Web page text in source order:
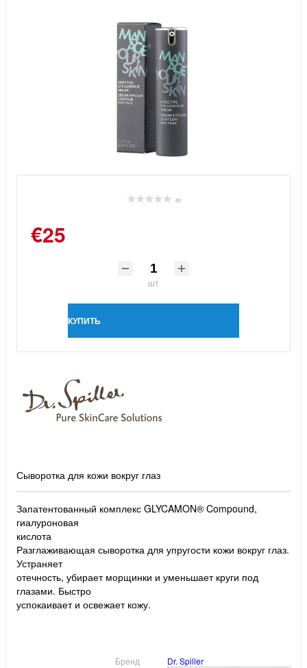
(0)
€25
шт
КУПИТЬ
Сыворотка для кожи вокруг глаз
Запатентованный комплекс GLYCAMON® Compound,
гиалуроновая
кислота
Разглаживающая сыворотка для упругости кожи вокруг глаз.
Устраняет
отечность, убирает морщинки и уменьшает круги под
глазами. Быстро
успокаивает и освежает кожу.
Бренд
Dr. Spiller